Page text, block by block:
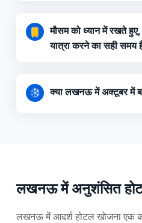
मौसम को ध्यान में रखते
यात्रा करने का सही समय
क्या लखनऊ में अक्टूबर में
लखनऊ में अनुशंसित
लखनऊ में आदर्श होटल खोजना एक